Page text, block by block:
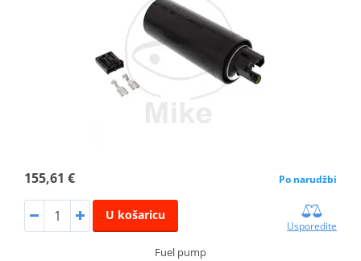
155,61 € Po narudžbi
U košaricu
Usporedite
Fuel pump